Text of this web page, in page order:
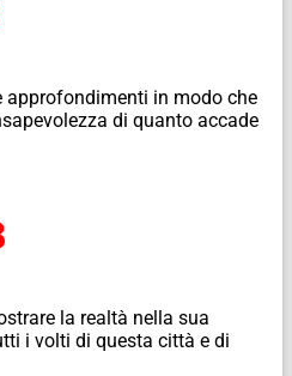
approfondimenti in modo che
di quanto accade
la realtà nella sua
i volti di questa città e di